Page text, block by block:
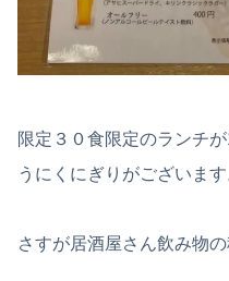
限定３０食限定のランチ
うにくにぎりがございます
さすが居酒屋さん飲み物